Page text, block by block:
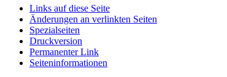
Links auf diese Seite
Änderungen an verlinkten Seiten
Spezialseiten
Druckversion
Permanenter Link
Seiten­­informationen